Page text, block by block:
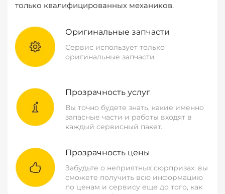
только квалифицированных механиков.
Оригинальные запчасти
Сервис использует только
оригинальные запчасти
Прозрачность услуг
Вы точно будете знать, какие именно
запасные части и работы входят в
каждый сервисный пакет.
Прозрачность цены
Забудьте о неприятных сюрпризах: вы
сможете получить всю информацию
по ценам и сервису еще до того, как